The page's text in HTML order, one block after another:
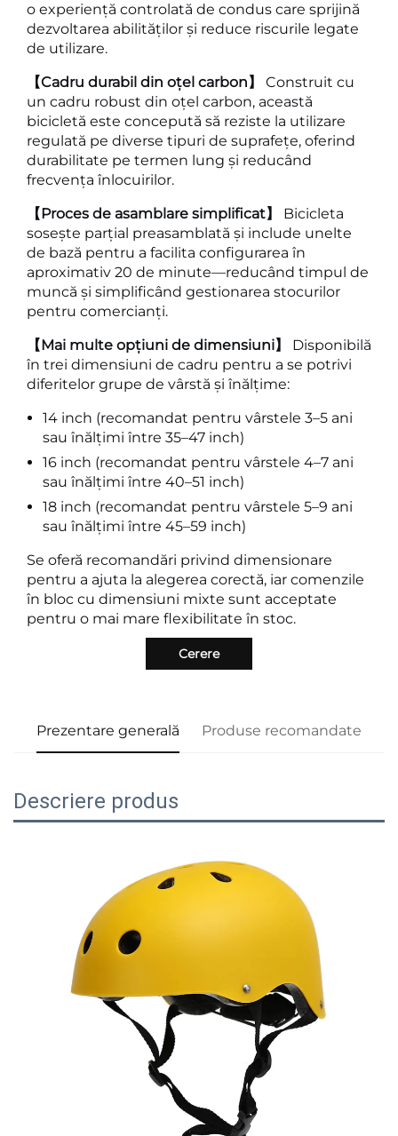
o experiență controlată de condus care sprijină
dezvoltarea abilităților și reduce riscurile legate
de utilizare.
【Cadru durabil din oțel carbon】 Construit cu
un cadru robust din oțel carbon, această
bicicletă este concepută să reziste la utilizare
regulată pe diverse tipuri de suprafețe, oferind
durabilitate pe termen lung și reducând
frecvența înlocuirilor.
【Proces de asamblare simplificat】 Bicicleta
sosește parțial preasamblată și include unelte
de bază pentru a facilita configurarea în
aproximativ 20 de minute—reducând timpul de
muncă și simplificând gestionarea stocurilor
pentru comercianți.
【Mai multe opțiuni de dimensiuni】 Disponibilă
în trei dimensiuni de cadru pentru a se potrivi
diferitelor grupe de vârstă și înălțime:
14 inch (recomandat pentru vârstele 3–5 ani
sau înălțimi între 35–47 inch)
16 inch (recomandat pentru vârstele 4–7 ani
sau înălțimi între 40–51 inch)
18 inch (recomandat pentru vârstele 5–9 ani
sau înălțimi între 45–59 inch)
Se oferă recomandări privind dimensionare
pentru a ajuta la alegerea corectă, iar comenzile
în bloc cu dimensiuni mixte sunt acceptate
pentru o mai mare flexibilitate în stoc.
Cerere
Prezentare generală Produse recomandate
Descriere produs